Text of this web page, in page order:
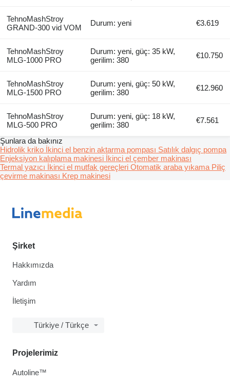
TehnoMashStroy
GRAND-300 vid VOM
Durum: yeni €3.619
TehnoMashStroy
MLG-1000 PRO
Durum: yeni, güç: 35 kW,
gerilim: 380
€10.750
TehnoMashStroy
MLG-1500 PRO
Durum: yeni, güç: 50 kW,
gerilim: 380
€12.960
TehnoMashStroy
MLG-500 PRO
Durum: yeni, güç: 18 kW,
gerilim: 380
€7.561
Şunlara da bakınız
Hidrolik kriko İkinci el benzin aktarma pompası Satılık dalgıç pompa
Enjeksiyon kalıplama makinesi İkinci el çember makinası
Termal yazıcı İkinci el mutfak gereçleri Otomatik araba yıkama Piliç
çevirme makinası Krep makinesi
Şirket
Hakkımızda
Yardım
İletişim
Türkiye / Türkçe
Projelerimiz
Autoline™